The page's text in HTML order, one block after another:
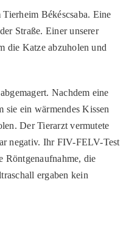
Békéscsaba. Eine
Straße. Einer unserer
die Katze abzuholen und
Nachdem eine
sie ein wärmendes Kissen
Der Tierarzt vermutete
negativ. Ihr FIV-FELV-Test
Röntgenaufnahme, die
ergaben kein